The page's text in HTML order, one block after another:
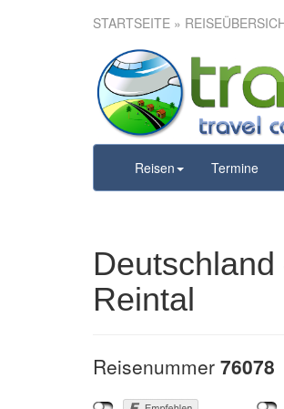
STARTSEITE »
Reisen Termine
Reintal
Reisenummer 76078